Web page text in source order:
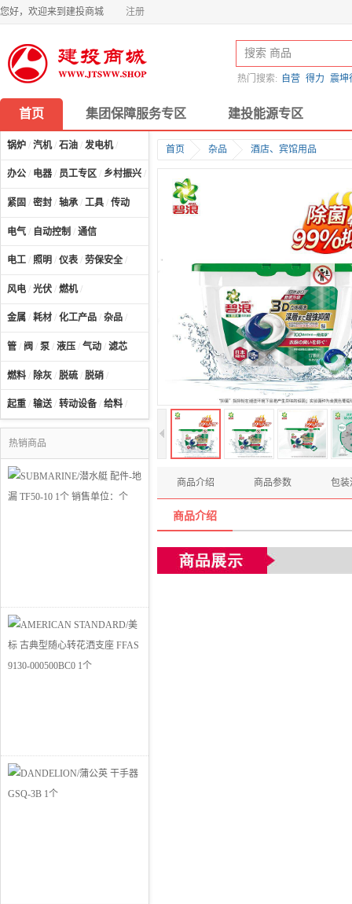
您好，欢迎来到建投商城 注册
热门搜索: 自营 得力 震坤
首页 集团保障服务专区 建投能源专区
锅炉 / 汽机/ 石油 / 发电机/
办公 / 电器 / 员工专区 / 乡村振兴 /
紧固 / 密封 / 轴承 / 工具 / 传动
电气 / 自动控制 / 通信
电工 / 照明 / 仪表 / 劳保安全 /
风电 / 光伏 / 燃机/
金属 / 耗材 / 化工产品 / 杂品 /
管 / 阀 / 泵 / 液压 / 气动 / 滤芯
燃料 / 除灰 / 脱硫 / 脱硝 /
起重 / 输送/ 转动设备 / 给料 /
热销商品
首页 杂品 酒店、宾馆用品
商品介绍 商品参数 包装
商品介绍